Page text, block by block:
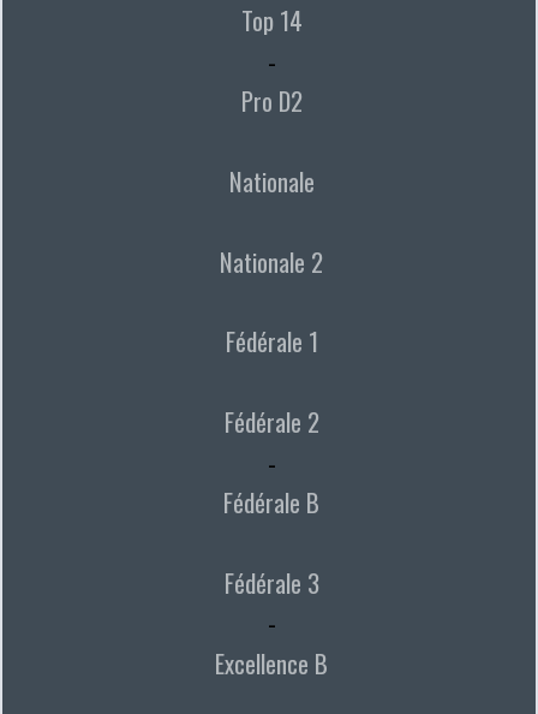
Top 14
-
Pro D2
Nationale
Nationale 2
Fédérale 1
Fédérale 2
-
Fédérale B
Fédérale 3
-
Excellence B